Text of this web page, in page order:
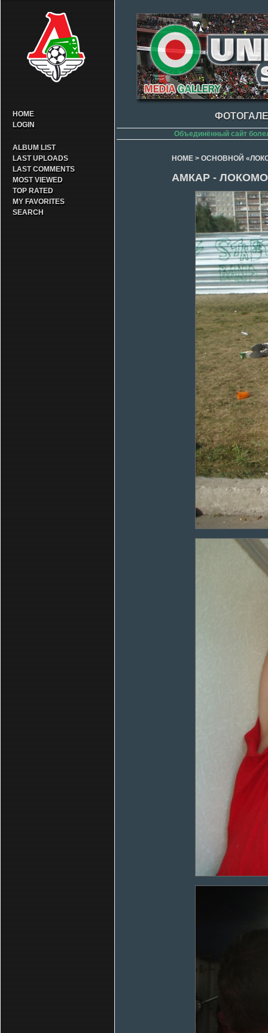
HOME
LOGIN
ALBUM LIST
LAST UPLOADS
LAST COMMENTS
MOST VIEWED
TOP RATED
MY FAVORITES
SEARCH
Объединённый сайт
HOME> ОСНОВНОЙ
АМКАР -